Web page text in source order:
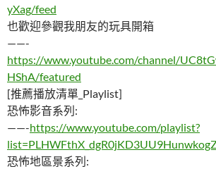
yXag/feed
也歡迎參觀我朋友的玩具開箱
——-
https://www.youtube.com/channel/
HShA/featured
[推薦播放清單_Playlist]
恐怖影音系列:
——-https://www.youtube.com/playlist?
恐怖地區景系列: